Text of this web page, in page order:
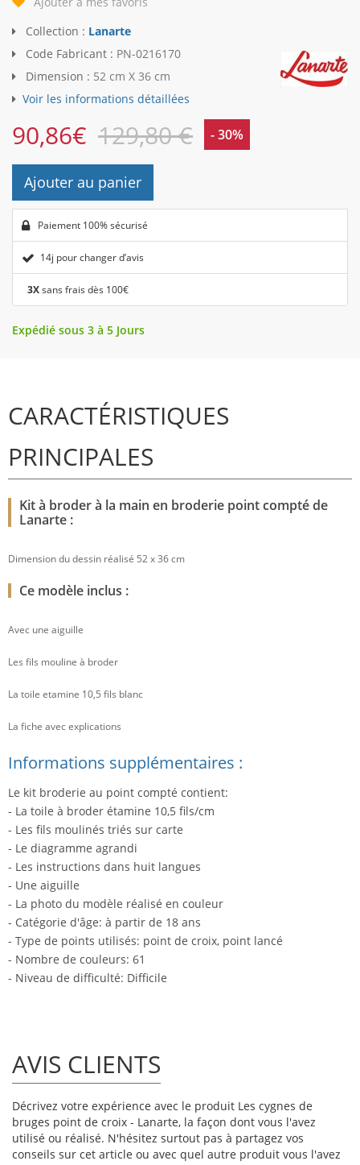
Collection : Lanarte
Code Fabricant : PN-0216170
Dimension : 52 cm X 36 cm
Voir les informations détaillées
90,86€ 129,80 € - 30%
Ajouter au panier
Paiement 100% sécurisé
14j pour changer d’avis
3Xsans frais dès 100€
Expédié sous 3 à 5 Jours
CARACTÉRISTIQUES
PRINCIPALES
Kit à broder à la main en broderie point compté de
Lanarte :
Dimension du dessin réalisé 52 x 36 cm
Ce modèle inclus :
Avec une aiguille
Les fils mouline à broder
La toile etamine 10,5 fils blanc
La fiche avec explications
Informations supplémentaires :
Le kit broderie au point compté contient:
- La toile à broder étamine 10,5 fils/cm
- Les fils moulinés triés sur carte
- Le diagramme agrandi
- Les instructions dans huit langues
- Une aiguille
- La photo du modèle réalisé en couleur
- Catégorie d'âge: à partir de 18 ans
- Type de points utilisés: point de croix, point lancé
- Nombre de couleurs: 61
- Niveau de difficulté: Difficile
AVIS CLIENTS
Décrivez votre expérience avec le produit Les cygnes de
bruges point de croix - Lanarte, la façon dont vous l'avez
utilisé ou réalisé. N'hésitez surtout pas à partagez vos
conseils sur cet article ou avec quel autre produit vous l'avez